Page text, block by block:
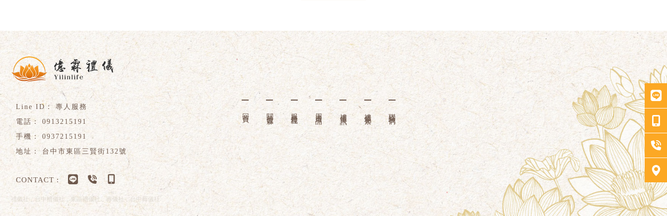
專人服務
0913215191
0937215191
台中市東區三賢街132號
關於億霖 周邊用品 禮儀資訊 禮儀花絮
禮儀社 台中禮儀社 東區禮儀社 葬儀社 台中葬儀社